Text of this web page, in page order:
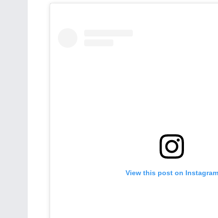
View this post on Instagram